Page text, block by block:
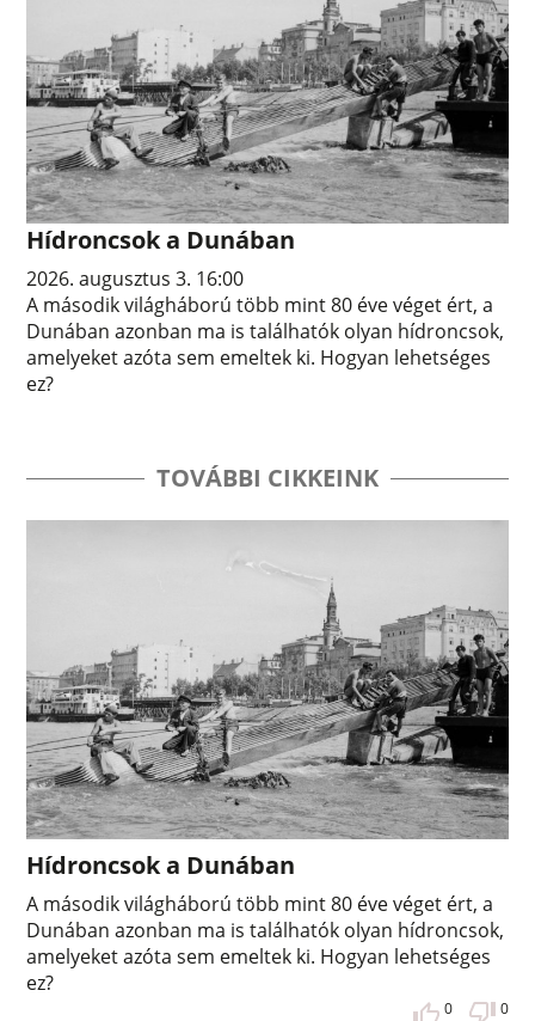
Hídroncsok a Dunában
2026. augusztus 3. 16:00
A második világháború több mint 80 éve véget ért, a
Dunában azonban ma is találhatók olyan hídroncsok,
amelyeket azóta sem emeltek ki. Hogyan lehetséges
ez?
TOVÁBBI CIKKEINK
Hídroncsok a Dunában
A második világháború több mint 80 éve véget ért, a
Dunában azonban ma is találhatók olyan hídroncsok,
amelyeket azóta sem emeltek ki. Hogyan lehetséges
ez?
0 0